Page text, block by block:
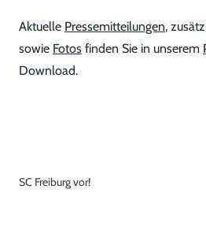
Aktuelle Pressemitteilungen,
sowie Fotos finden Sie in unserem
Download.
SC Freiburg vor!